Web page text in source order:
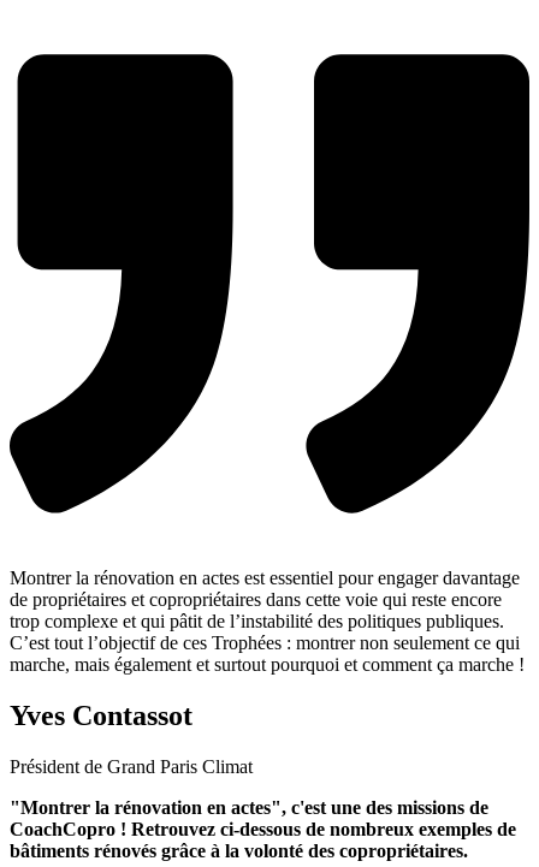
Montrer la rénovation en actes est essentiel pour engager davantage
de propriétaires et copropriétaires dans cette voie qui reste encore
trop complexe et qui pâtit de l’instabilité des politiques publiques.
C’est tout l’objectif de ces Trophées : montrer non seulement ce qui
marche, mais également et surtout pourquoi et comment ça marche !
Yves Contassot
Président de Grand Paris Climat
"Montrer la rénovation en actes", c'est une des missions de
CoachCopro ! Retrouvez ci-dessous de nombreux exemples de
bâtiments rénovés grâce à la volonté des copropriétaires.